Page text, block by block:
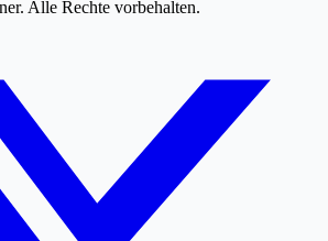
Alle Rechte vorbehalten.